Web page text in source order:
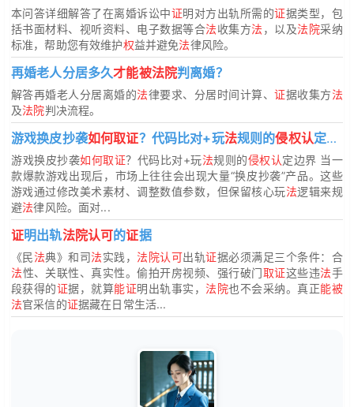
本问答详细解答了在离婚诉讼中证明对方出轨所需的证据类型，包
括书面材料、视听资料、电子数据等合法收集方法，以及法院采纳
标准，帮助您有效维护权益并避免法律风险。
再婚老人分居多久才能被法院判离婚？
解答再婚老人分居离婚的法律要求、分居时间计算、证据收集方法
及法院判决流程。
游戏换皮抄袭如何取证？代码比对+玩法规则的侵权认定边界
游戏换皮抄袭如何取证？代码比对+玩法规则的侵权认定边界 当一
款爆款游戏出现后，市场上往往会出现大量“换皮抄袭”产品。这些
游戏通过修改美术素材、调整数值参数，但保留核心玩法逻辑来规
避法律风险。面对...
证明出轨法院认可的证据
《民法典》和司法实践， 法院认可出轨证据必须满足三个条件：合
法性、关联性、真实性。偷拍开房视频、强行破门取证这些违法手
段获得的证据，就算能证明出轨事实， 法院也不会采纳。真正能被
法官采信的证据藏在日常生活...